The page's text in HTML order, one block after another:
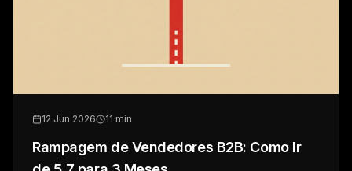
12 Jun 2026 11 min
Rampagem de Vendedores B2B: Como Ir